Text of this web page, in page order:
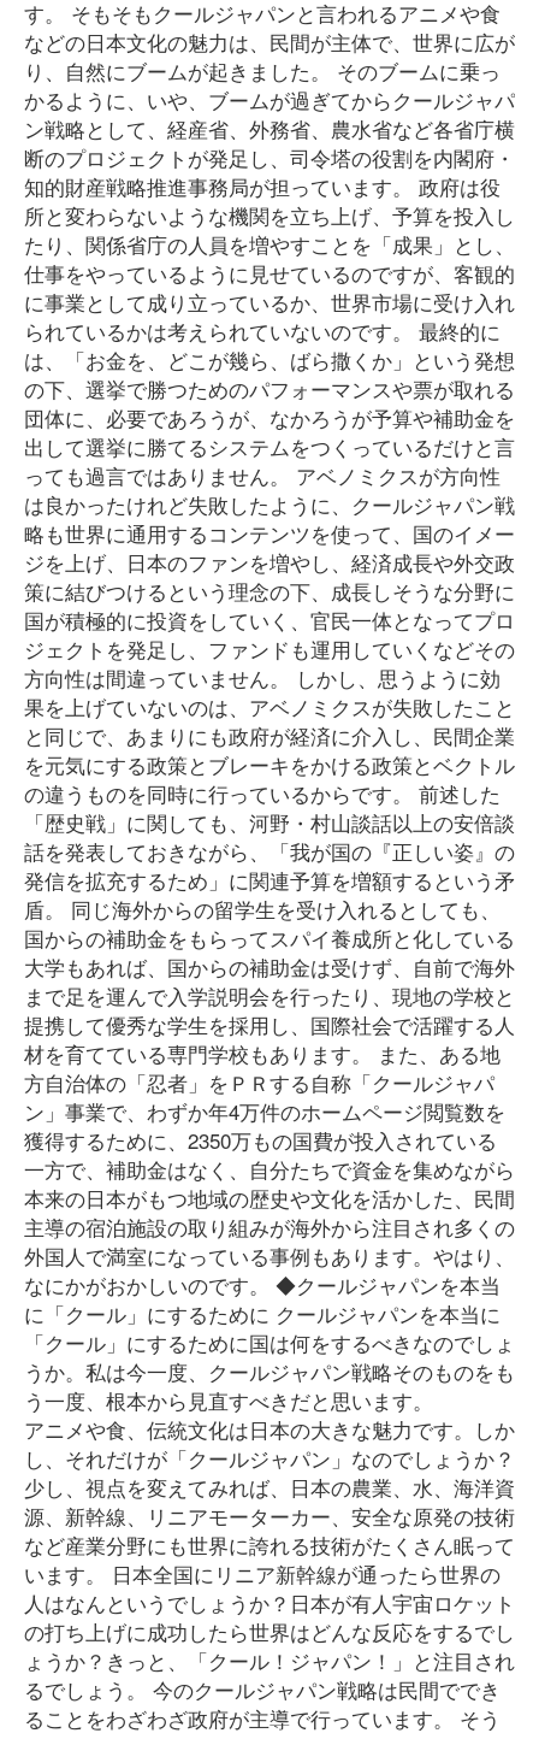
す。 そもそもクールジャパンと言われるアニメや食
などの日本文化の魅力は、民間が主体で、世界に広が
り、自然にブームが起きました。 そのブームに乗っ
かるように、いや、ブームが過ぎてからクールジャパ
ン戦略として、経産省、外務省、農水省など各省庁横
断のプロジェクトが発足し、司令塔の役割を内閣府・
知的財産戦略推進事務局が担っています。 政府は役
所と変わらないような機関を立ち上げ、予算を投入し
たり、関係省庁の人員を増やすことを「成果」とし、
仕事をやっているように見せているのですが、客観的
に事業として成り立っているか、世界市場に受け入れ
られているかは考えられていないのです。 最終的に
は、「お金を、どこが幾ら、ばら撒くか」という発想
の下、選挙で勝つためのパフォーマンスや票が取れる
団体に、必要であろうが、なかろうが予算や補助金を
出して選挙に勝てるシステムをつくっているだけと言
っても過言ではありません。 アベノミクスが方向性
は良かったけれど失敗したように、クールジャパン戦
略も世界に通用するコンテンツを使って、国のイメー
ジを上げ、日本のファンを増やし、経済成長や外交政
策に結びつけるという理念の下、成長しそうな分野に
国が積極的に投資をしていく、官民一体となってプロ
ジェクトを発足し、ファンドも運用していくなどその
方向性は間違っていません。 しかし、思うように効
果を上げていないのは、アベノミクスが失敗したこと
と同じで、あまりにも政府が経済に介入し、民間企業
を元気にする政策とブレーキをかける政策とベクトル
の違うものを同時に行っているからです。 前述した
「歴史戦」に関しても、河野・村山談話以上の安倍談
話を発表しておきながら、「我が国の『正しい姿』の
発信を拡充するため」に関連予算を増額するという矛
盾。 同じ海外からの留学生を受け入れるとしても、
国からの補助金をもらってスパイ養成所と化している
大学もあれば、国からの補助金は受けず、自前で海外
まで足を運んで入学説明会を行ったり、現地の学校と
提携して優秀な学生を採用し、国際社会で活躍する人
材を育てている専門学校もあります。 また、ある地
方自治体の「忍者」をＰＲする自称「クールジャパ
ン」事業で、わずか年4万件のホームページ閲覧数を
獲得するために、2350万もの国費が投入されている
一方で、補助金はなく、自分たちで資金を集めながら
本来の日本がもつ地域の歴史や文化を活かした、民間
主導の宿泊施設の取り組みが海外から注目され多くの
外国人で満室になっている事例もあります。やはり、
なにかがおかしいのです。 ◆クールジャパンを本当
に「クール」にするために クールジャパンを本当に
「クール」にするために国は何をするべきなのでしょ
うか。私は今一度、クールジャパン戦略そのものをも
う一度、根本から見直すべきだと思います。
アニメや食、伝統文化は日本の大きな魅力です。しか
し、それだけが「クールジャパン」なのでしょうか？
少し、視点を変えてみれば、日本の農業、水、海洋資
源、新幹線、リニアモーターカー、安全な原発の技術
など産業分野にも世界に誇れる技術がたくさん眠って
います。 日本全国にリニア新幹線が通ったら世界の
人はなんというでしょうか？日本が有人宇宙ロケット
の打ち上げに成功したら世界はどんな反応をするでし
ょうか？きっと、「クール！ジャパン！」と注目され
るでしょう。 今のクールジャパン戦略は民間ででき
ることをわざわざ政府が主導で行っています。 そう